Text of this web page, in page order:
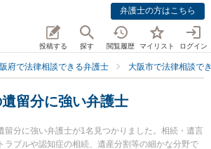
弁護士の方はこちら
投稿する 探す 閲覧履歴 マイリスト ログイン
府で法律相談できる弁護士 大阪市で法律相談で
留分に強い弁護士
留分に強い弁護士が1名見つかりました。相続・遺言
ラブルや認知症の相続、遺産分割等の細かな分野で